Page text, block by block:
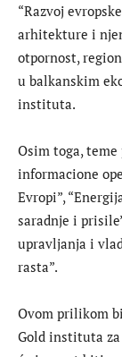
“Razvoj
arhitekture i
otpornost,
u balkanskim
instituta.
Osim toga,
informacione
Evropi”,
saradnje i
upravljanja i
rasta”.
Ovom prilikom
Gold instituta za